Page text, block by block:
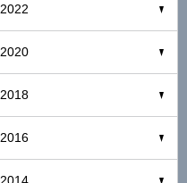
2022
2020
2018
2016
2014